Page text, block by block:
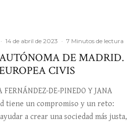
· 14 de abril de 2023 · 7 Minutos de lectura
DE MADRID.
CIVIS
DE-PINEDO Y JANA
tiene un compromiso y un reto:
a crear una sociedad más justa,